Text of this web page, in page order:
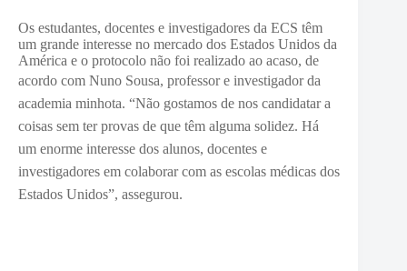
Os estudantes, docentes e investigadores da ECS têm
um grande interesse no mercado dos Estados Unidos da
América e o protocolo não foi realizado ao acaso, de
acordo com Nuno Sousa, professor e investigador da
academia minhota. “Não gostamos de nos candidatar a
coisas sem ter provas de que têm alguma solidez. Há
um enorme interesse dos alunos, docentes e
investigadores em colaborar com as escolas médicas dos
Estados Unidos”, assegurou.